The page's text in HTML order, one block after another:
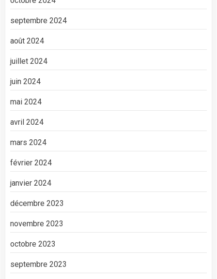
septembre 2024
août 2024
juillet 2024
juin 2024
mai 2024
avril 2024
mars 2024
février 2024
janvier 2024
décembre 2023
novembre 2023
octobre 2023
septembre 2023